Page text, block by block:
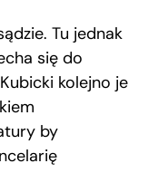
Tu jednak
się do
kolejno je
by